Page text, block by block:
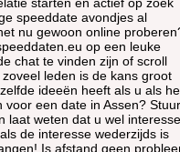
speeddate avondjes al
nu gewoon online
op een leuke
chat te vinden zijn of scroll
leden is de kans groot
ideeën heeft als u als
een date in Assen? Stuur
laat weten dat u wel interesse
de interesse wederzijds is
Is afstand geen